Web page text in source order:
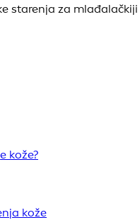
starenja za mlađalačkiji
kože?
kože